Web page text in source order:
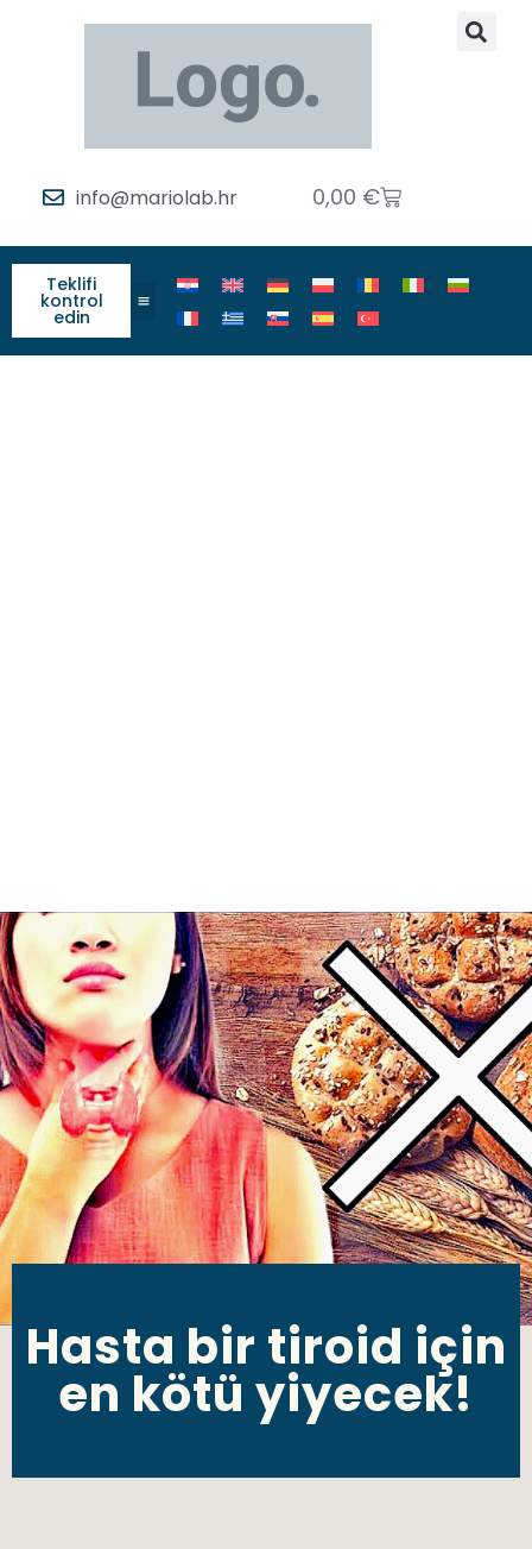
info@mariolab.hr 0,00 €
Teklifi
kontrol
edin
Hasta bir tiroid için
en kötü yiyecek!